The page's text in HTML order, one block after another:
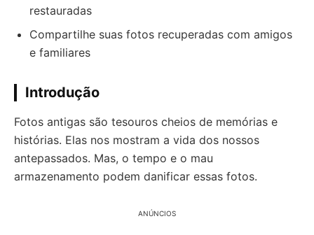
restauradas
Compartilhe suas fotos recuperadas com amigos
e familiares
Introdução
Fotos antigas são tesouros cheios de memórias e
histórias. Elas nos mostram a vida dos nossos
antepassados. Mas, o tempo e o mau
armazenamento podem danificar essas fotos.
ANÚNCIOS